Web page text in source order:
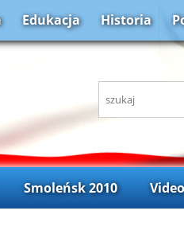
Edukacja Historia
Smoleńsk 2010 Video